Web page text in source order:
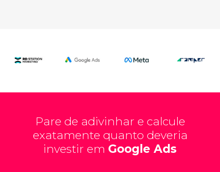
Pare de adivinhar e calcule
exatamente quanto deveria
investir em Google Ads